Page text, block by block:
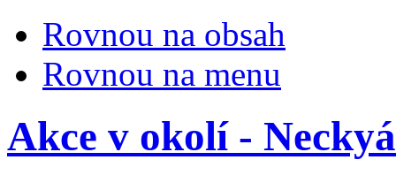
Rovnou na obsah
Rovnou na menu
Akce v okolí -